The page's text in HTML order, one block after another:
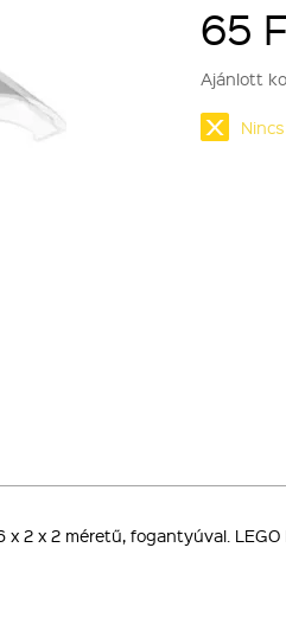
65
Ajánlott
x 2 x 2 méretű, fogantyúval.